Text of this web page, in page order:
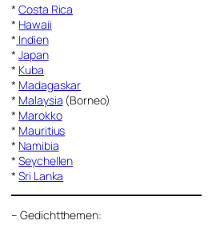
*Costa Rica
* Hawaii
* Indien
*Japan
* Kuba
* Madagaskar
* Malaysia (Borneo)
* Marokko
* Mauritius
* Namibia
*Seychellen
*Sri Lanka
–Gedichtthemen: